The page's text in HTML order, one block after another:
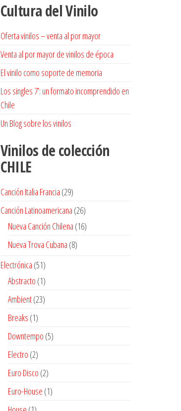
Cultura del Vinilo
Oferta vinilos – venta al por mayor
Venta al por mayor de vinilos de época
El vinilo como soporte de memoria
Los singles 7’: un formato incomprendido en
Chile
Un Blog sobre los vinilos
Vinilos de colección
CHILE
Canción Italia Francia 2929
productos
Canción Latinoamericana 2626
productos
Nueva Canción Chilena 1616
Nueva Trova Cubana 88
Electrónica 5151
productos
Abstracto 11
producto
Ambient 2323
Breaks 11
producto
Downtempo 55
Electro 22
productos
Euro Disco 22
productos
Euro-House 11